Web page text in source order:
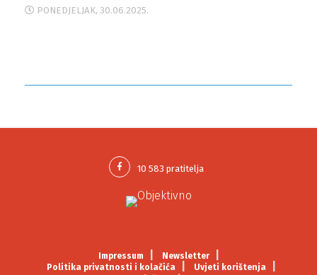
PONEDJELJAK, 30.06.2025.
Impressum
Newsletter
Politika privatnosti i kolačića
Uvjeti korištenja